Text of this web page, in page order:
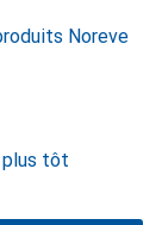
Noreve
tôt